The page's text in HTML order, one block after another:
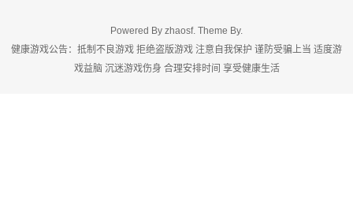
Powered By zhaosf. Theme By.
健康游戏公告：抵制不良游戏 拒绝盗版游戏 注意自我保护 谨防受骗上当 适度游
戏益脑 沉迷游戏伤身 合理安排时间 享受健康生活